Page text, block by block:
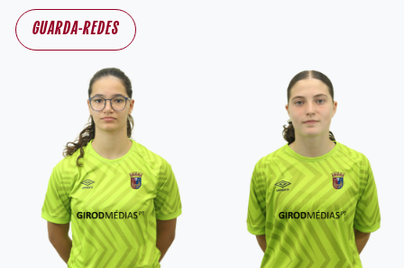
GUARDA-REDES